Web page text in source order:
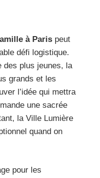
à Paris peut
défi logistique.
des plus jeunes, la
grands et les
l’idée qui mettra
une sacrée
la Ville Lumière
quand on
pour les